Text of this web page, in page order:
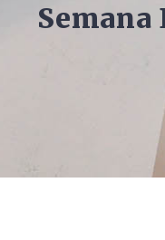
Semana